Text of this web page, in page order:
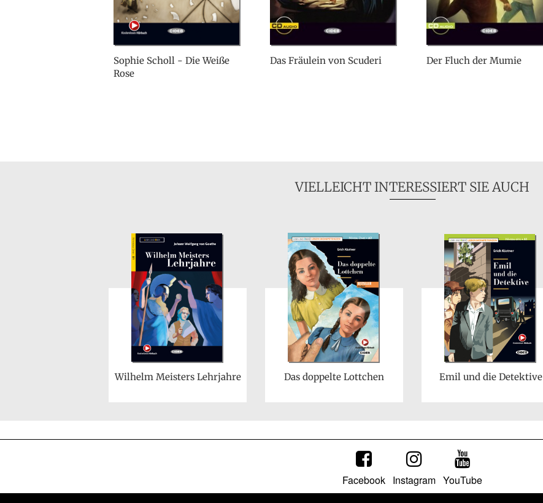
Sophie Scholl - Die Weiße
Rose
Das Fräulein von Scuderi Der Fluch der Mumie
VIELLEICHT INTERESSIERT SIE AUCH
Wilhelm Meisters Lehrjahre Das doppelte Lottchen Emil und die Detektive
Facebook Instagram YouTube